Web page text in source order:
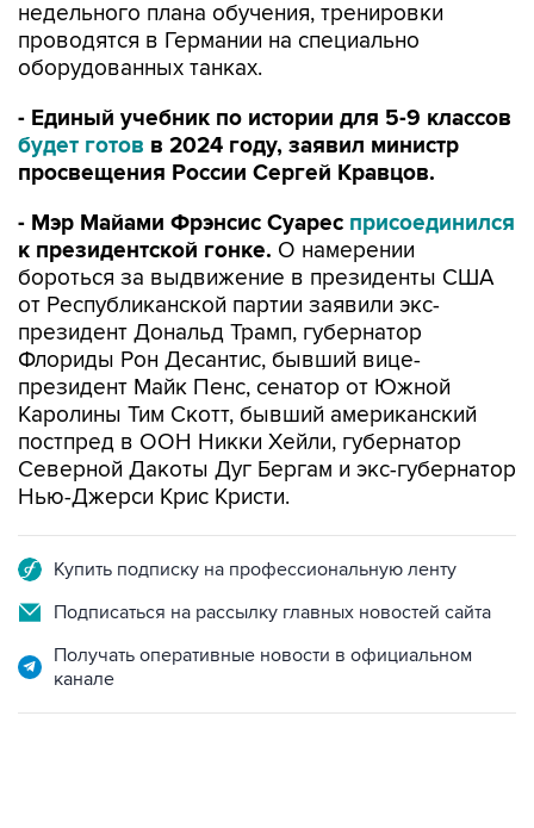
недельного плана обучения, тренировки
проводятся в Германии на специально
оборудованных танках.
- Единый учебник по истории для 5-9 классов
будет готов в 2024 году, заявил министр
просвещения России Сергей Кравцов.
- Мэр Майами Фрэнсис Суарес присоединился
к президентской гонке. О намерении
бороться за выдвижение в президенты США
от Республиканской партии заявили экс-
президент Дональд Трамп, губернатор
Флориды Рон Десантис, бывший вице-
президент Майк Пенс, сенатор от Южной
Каролины Тим Скотт, бывший американский
постпред в ООН Никки Хейли, губернатор
Северной Дакоты Дуг Бергам и экс-губернатор
Нью-Джерси Крис Кристи.
Купить подписку на профессиональную ленту
Подписаться на рассылку главных новостей сайта
Получать оперативные новости в официальном
канале